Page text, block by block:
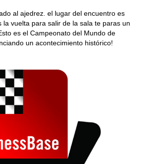
al ajedrez. el lugar del encuentro es
la vuelta para salir de la sala te paras un
es el Campeonato del Mundo de
un acontecimiento histórico!